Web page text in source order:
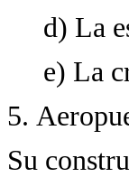
d) La
e) La
5.
Su